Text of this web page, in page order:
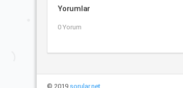
Yorumlar
0 Yorum
© 2019 sorular.net